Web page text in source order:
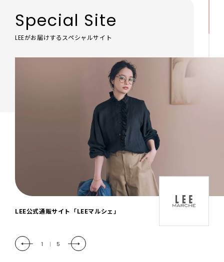
Special Site
LEEがお届けするスペシャルサイト
「LEE DAYS」本物志向にときめく。大人カ
2 | 5